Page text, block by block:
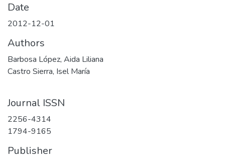
Date
2012-12-01
Authors
Barbosa López, Aida Liliana
Castro Sierra, Isel María
Journal ISSN
2256-4314
1794-9165
Publisher